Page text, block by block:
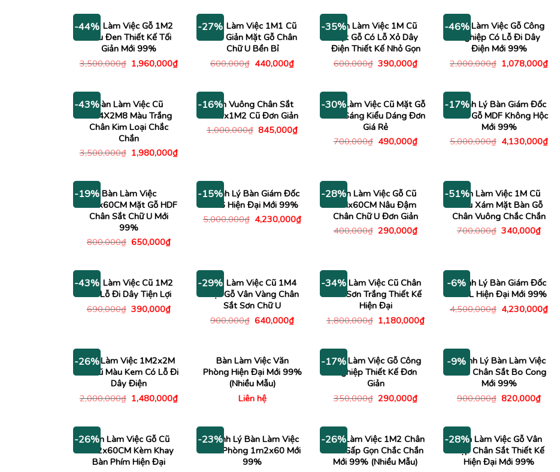
690,000₫. 650,000₫.
-44%
Bàn Làm Việc Gỗ 1M2
Màu Đen Thiết Kế Tối
Giản Mới 99%
3,500,000₫ Giá
gốc
1,960,000₫Giá
1,960,000₫.
-27%
Bàn Làm Việc 1M1 Cũ
Đơn Giản Mặt Gỗ Chân
Chữ U Bền Bỉ
600,000₫ Giá
440,000₫Giá
440,000₫.
-35%Bàn Làm Việc 1M Cũ
Mặt Gỗ Có Lỗ Xỏ Dây
Điện Thiết Kế Nhỏ Gọn
600,000₫ Giá
390,000₫Giá
390,000₫.
-46%
Bàn Làm Việc Gỗ Công
Nghiệp Có Lỗ Đi Dây
Điện Mới 99%
2,000,000₫ Giá
gốc
1,078,000₫Giá
-43%Bàn Làm Việc Cũ
1M4X2M8 Màu Trắng
Chân Kim Loại Chắc
Chắn
3,500,000₫ Giá
gốc
1,980,000₫Giá
1,980,000₫.
-16%Bàn Vuông Chân Sắt
1M2x1M2 Cũ Đơn Giản
1,000,000₫ Giá
845,000₫Giá
-30%
Bàn Làm Việc Cũ Mặt Gỗ
Nâu Sáng Kiểu Dáng Đơn
Giá Rẻ
700,000₫ Giá
490,000₫Giá
-17%
Thanh Lý Bàn Giám Đốc
1m8 Gỗ MDF Không Hộc
Mới 99%
5,000,000₫ Giá
gốc
4,130,000₫Giá
-19% Bàn Làm Việc
1M2x60CM Mặt Gỗ HDF
Chân Sắt Chữ U Mới
99%
800,000₫ Giá
650,000₫Giá
650,000₫.
-15%
Thanh Lý Bàn Giám Đốc
1m6 Hiện Đại Mới 99%
5,000,000₫ Giá
gốc
4,230,000₫Giá
-28%Bàn Làm Việc Gỗ Cũ
1Mx60CM Nâu Đậm
Chân Chữ U Đơn Giản
400,000₫ Giá
290,000₫Giá
-51%Bàn Làm Việc 1M Cũ
Màu Xám Mặt Bàn Gỗ
Chân Vuông Chắc Chắn
700,000₫ Giá
340,000₫Giá
-43%
Bàn Làm Việc Cũ 1M2
Có Lỗ Đi Dây Tiện Lợi
690,000₫ Giá
390,000₫Giá
-29%
Bàn Làm Việc Cũ 1M4
Mặt Gỗ Vân Vàng Chân
Sắt Sơn Chữ U
900,000₫ Giá
640,000₫Giá
640,000₫.
-34%
Bàn Làm Việc Cũ Chân
Sắt Sơn Trắng Thiết Kế
Hiện Đại
1,800,000₫ Giá
gốc
1,180,000₫Giá
1,180,000₫.
-6%
Thanh Lý Bàn Giám Đốc
Góc L Hiện Đại Mới 99%
4,500,000₫ Giá
gốc
4,230,000₫Giá
-26%
Bàn Làm Việc 1M2x2M
Gỗ Cũ Màu Kem Có Lỗ Đi
Dây Điện
2,000,000₫ Giá
gốc
1,480,000₫Giá
1,480,000₫.
Bàn Làm Việc Văn
Phòng Hiện Đại Mới 99%
(Nhiều Mẫu)
Liên hệ
-17%
Bàn Làm Việc Gỗ Công
Nghiệp Thiết Kế Đơn
Giản
350,000₫ Giá
290,000₫Giá
290,000₫.
-9%
Thanh Lý Bàn Làm Việc
1M2 Chân Sắt Bo Cong
Mới 99%
900,000₫ Giá
820,000₫Giá
-26%Bàn Làm Việc Gỗ Cũ
1M2x60CM Kèm Khay
Bàn Phím Hiện Đại
-23%
Thanh Lý Bàn Làm Việc
Văn Phòng 1m2x60 Mới
99%
-26%
Bàn Làm Việc 1M2 Chân
Sắt Gấp Gọn Chắc Chắn
Mới 99% (Nhiều Mẫu)
-28%Bàn Làm Việc Gỗ Vân
Đẹp Chân Sắt Thiết Kế
Hiện Đại Mới 99%